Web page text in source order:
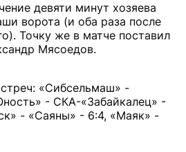
девяти минут хозяева
ворота (и оба раза после
Точку же в матче поставил
Мясоедов.
«Сибсельмаш» -
- СКА-«Забайкалец» -
- «Саяны» - 6:4, «Маяк» -